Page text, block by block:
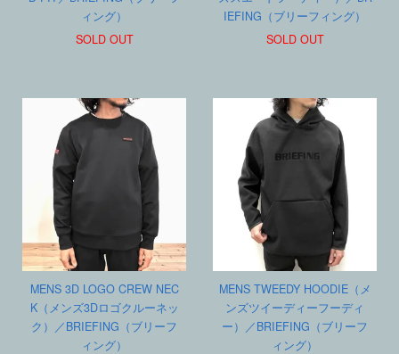
ィング）
SOLD OUT
IEFING（ブリーフィング）
SOLD OUT
MENS 3D LOGO CREW NEC
K（メンズ3Dロゴクルーネッ
ク）／BRIEFING（ブリーフ
ィング）
MENS TWEEDY HOODIE（メ
ンズツイーディーフーディ
ー）／BRIEFING（ブリーフ
ィング）